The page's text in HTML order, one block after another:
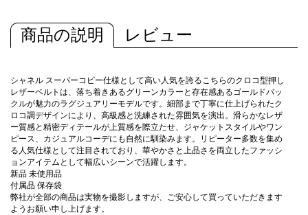
商品の説明 レビュー
シャネル スーパーコピー仕様として高い人気を誇るこちらのクロコ型押し
レザーベルトは、落ち着きあるグリーンカラーと存在感あるゴールドバッ
クルが魅力のラグジュアリーモデルです。細部まで丁寧に仕上げられたク
ロコ調デザインにより、高級感と洗練された雰囲気を演出。滑らかなレザ
ー質感と精密ディテールが上質感を際立たせ、ジャケットスタイルやワン
ピース、カジュアルコーデにも自然に馴染みます。リピーター多数を集め
る人気仕様として注目されており、華やかさと上品さを両立したファッシ
ョンアイテムとして幅広いシーンで活躍します。
新品 未使用品
付属品 保存袋
弊社が全部の商品は実物を撮影しますが、ご安心して買っていただきます
ようお願い申し上げます。